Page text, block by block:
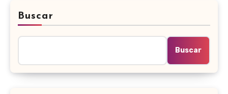
Buscar
Buscar